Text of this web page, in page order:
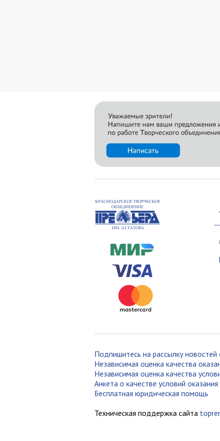
Подпишитесь на рассылку новостей
Независимая оценка качества
Независимая оценка качества
Анкета о качестве условий оказания
Бесплатная юридическая помощь
Техническая поддержка сайта